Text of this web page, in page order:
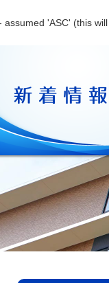
assumed 'ASC' (this